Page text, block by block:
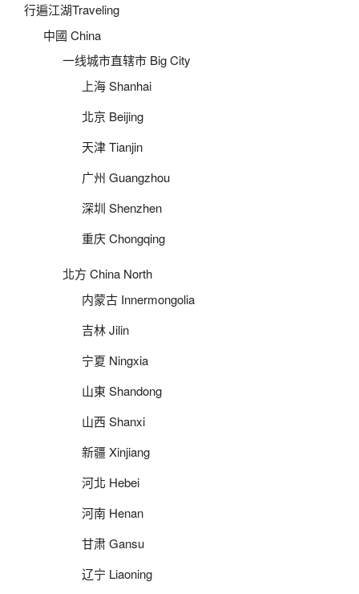
行遍江湖Traveling
中國 China
一线城市直辖市 Big City
上海 Shanhai
北京 Beijing
天津 Tianjin
广州 Guangzhou
深圳 Shenzhen
重庆 Chongqing
北方 China North
内蒙古 Innermongolia
吉林 Jilin
宁夏 Ningxia
山東 Shandong
山西 Shanxi
新疆 Xinjiang
河北 Hebei
河南 Henan
甘肃 Gansu
辽宁 Liaoning